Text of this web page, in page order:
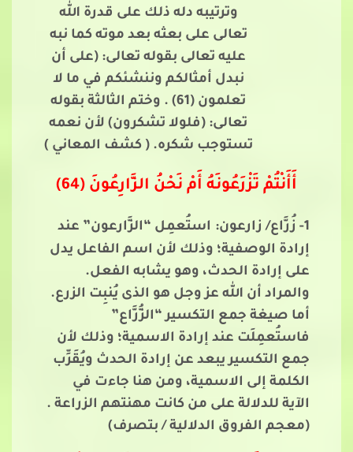
وترتيبه دله ذلك على قدرة الله
تعالى على بعثه بعد موته كما نبه
عليه تعالى بقوله تعالى: (على أن
نبدل أمثالكم وننشئكم في ما لا
تعلمون (61) . وختم الثالثة بقوله
تعالى: (فلولا تشكرون) لأن نعمه
تستوجب شكره. ( كشف المعاني )
أَأَنْتُمْ تَزْرَعُونَهُ أَمْ نَحْنُ الزَّارِعُونَ (64)
1- زُرَّاع/ زارعون:
استُعمِل “الزَّارعون” عند
إرادة الوصفية؛ وذلك لأن اسم الفاعل يدل
على إرادة الحدث، وهو يشابه الفعل.
والمراد أن الله عز وجل هو الذى يُنبِت الزرع.
أما صيغة جمع التكسير “الزُّرَّاع”
فاستُعمِلَت عند إرادة الاسمية؛ وذلك لأن
جمع التكسير يبعد عن إرادة الحدث ويُقَرِّب
الكلمة إلى الاسمية، ومن هنا جاءت في
الآية للدلالة على من كانت مهنتهم الزراعة .
(معجم الفروق الدلالية / بتصرف)